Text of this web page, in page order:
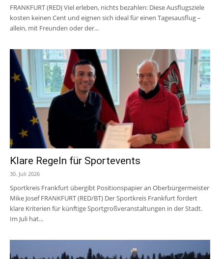
FRANKFURT (RED) Viel erleben, nichts bezahlen: Diese Ausflugsziele
kosten keinen Cent und eignen sich ideal für einen Tagesausflug –
allein, mit Freunden oder der...
Klare Regeln für Sportevents
30. Juli 2026
Sportkreis Frankfurt übergibt Positionspapier an Oberbürgermeister
Mike Josef FRANKFURT (RED/BT) Der Sportkreis Frankfurt fordert
klare Kriterien für künftige Sportgroßveranstaltungen in der Stadt.
Im Juli hat...